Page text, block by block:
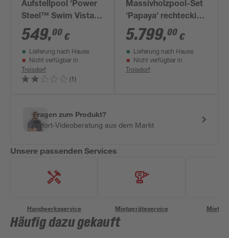
Aufstellpool 'Power
Steel™ Swim Vista
Series™' Komplett-
Set mit
Sandfilteranlage
cremegrau
Steinwand-Optik
549,00 €
Lieferung nach Hause
Nicht verfügbar in
Troisdorf
(1)
Massivholzpool-Set
'Papaya' rechteckig
520 × 320 × 133 cm
5.799,00 €
Lieferung nach Hause
Nicht verfügbar in
Troisdorf
Fragen zum Produkt?
Sofort-Videoberatung aus dem Markt
Unsere passenden Services
Handwerksservice Mietgeräteservice
Häufig dazu gekauft